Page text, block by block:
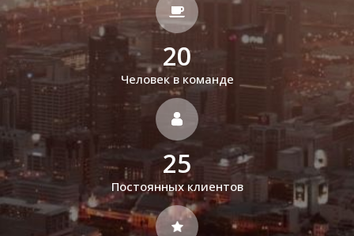
20
Человек в команде
25
Постоянных клиентов